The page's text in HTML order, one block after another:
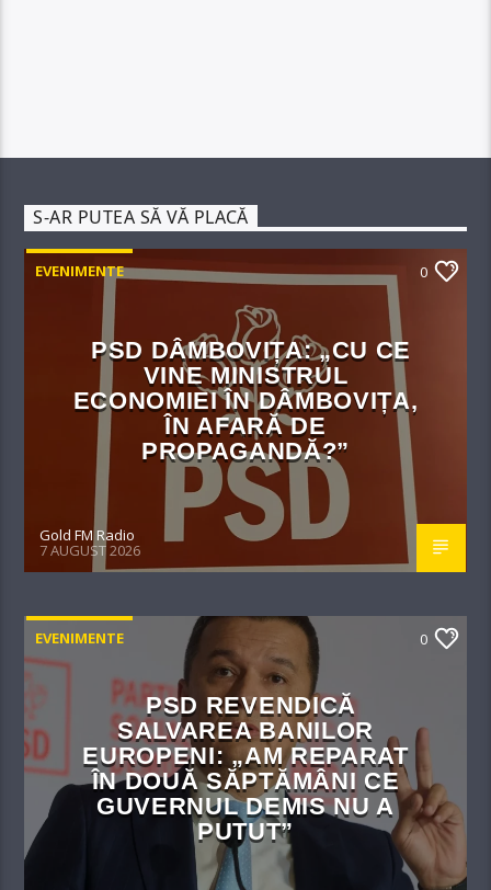
S-AR PUTEA SĂ VĂ PLACĂ
EVENIMENTE 0
PSD DÂMBOVIȚA: „CU CE
VINE MINISTRUL
ECONOMIEI ÎN DÂMBOVIȚA,
ÎN AFARĂ DE
PROPAGANDĂ?”
Gold FM Radio
7 AUGUST 2026
EVENIMENTE 0
PSD REVENDICĂ
SALVAREA BANILOR
EUROPENI: „AM REPARAT
ÎN DOUĂ SĂPTĂMÂNI CE
GUVERNUL DEMIS NU A
PUTUT”